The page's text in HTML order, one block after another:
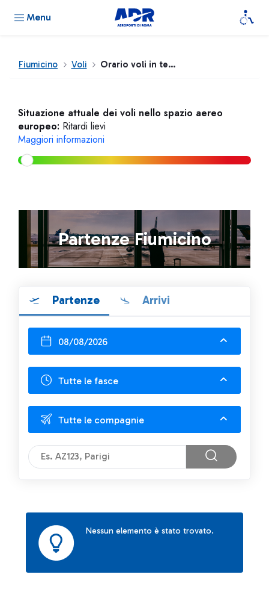
Menu
Fiumicino Voli Orario voli in tempo reale
Situazione attuale dei voli nello spazio aereo
europeo: Ritardi lievi
Maggiori informazioni
Partenze Fiumicino
Partenze Arrivi
08/08/2026
Tutte le fasce
Tutte le compagnie
Nessun elemento è stato trovato.